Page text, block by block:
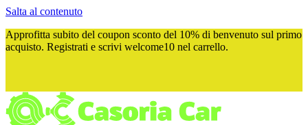
Salta al contenuto
Approfitta subito del coupon sconto del 10% di benvenuto sul primo
acquisto. Registrati e scrivi welcome10 nel carrello.